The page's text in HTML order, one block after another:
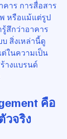
าร การสื่อสาร
หรือแม้แต่รูป
สึกว่าอาคาร
สิ่งเหล่านี้ดู
ในความเป็น
างแบรนด์
คือ
จริง